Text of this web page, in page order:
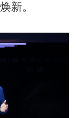
新。